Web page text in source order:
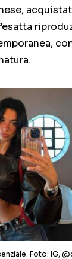
Foto: IG,